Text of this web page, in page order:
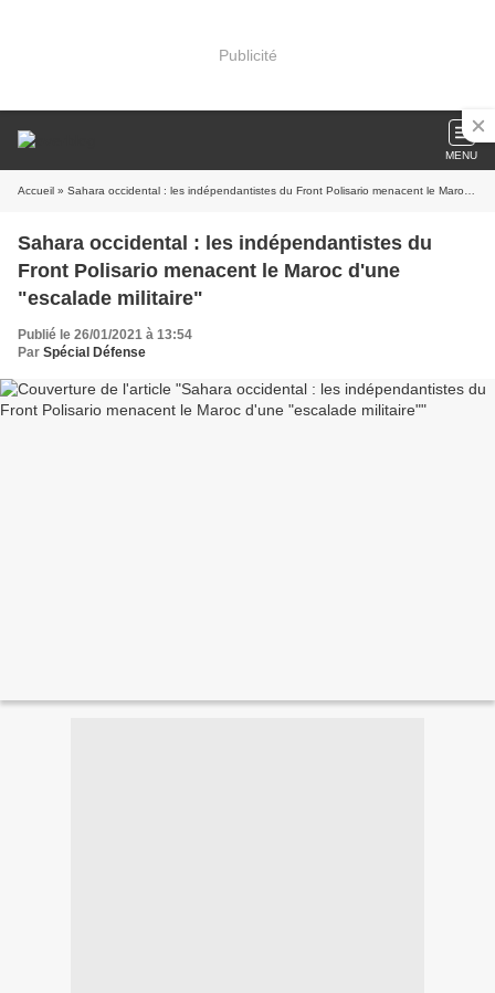
Publicité
MENU
Accueil » Sahara occidental : les indépendantistes du Front Polisario menacent le Maroc d'une "escalade militaire"
Sahara occidental : les indépendantistes du
Front Polisario menacent le Maroc d'une
"escalade militaire"
Publié le 26/01/2021 à 13:54
Par Spécial Défense